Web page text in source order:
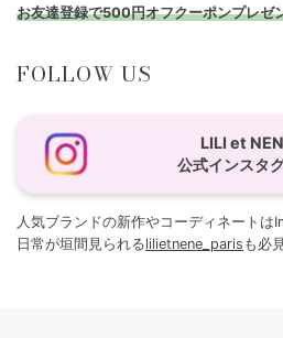
お友達登録で500円オフクーポンプレゼ
FOLLOW US
LILI et
公式インスタ
人気ブランドの新作やコーディネート
日常が垣間見られるlilietnene_paris も必